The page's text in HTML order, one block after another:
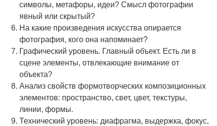
символы, метафоры, идеи? Смысл фотографии
явный или скрытый?
На какие произведения искусства опирается
фотография, кого она напоминает?
Графический уровень. Главный объект. Есть ли в
сцене элементы, отвлекающие внимание от
объекта?
Анализ свойств формотворческих композиционных
элементов: пространство, свет, цвет, текстуры,
линии, формы.
Технический уровень: диафрагма, выдержка, фокус,